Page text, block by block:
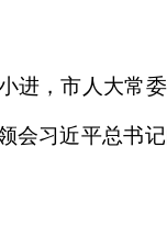
进，市人大常
会习近平总书